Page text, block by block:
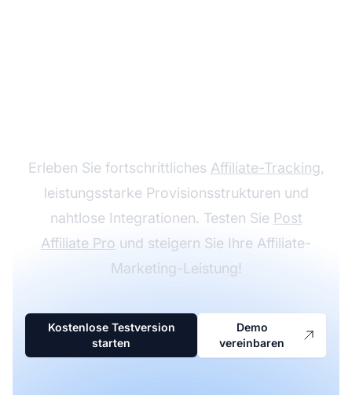
Erleben Sie fortschrittliches Affiliate-Tracking,
leistungsstarke Provisionsstrukturen und
nahtlose Integrationen. Testen Sie Post
Affiliate Pro und steigern Sie Ihre Affiliate-
Marketing-Leistung!
Kostenlose Testversion
starten
Demo
vereinbaren